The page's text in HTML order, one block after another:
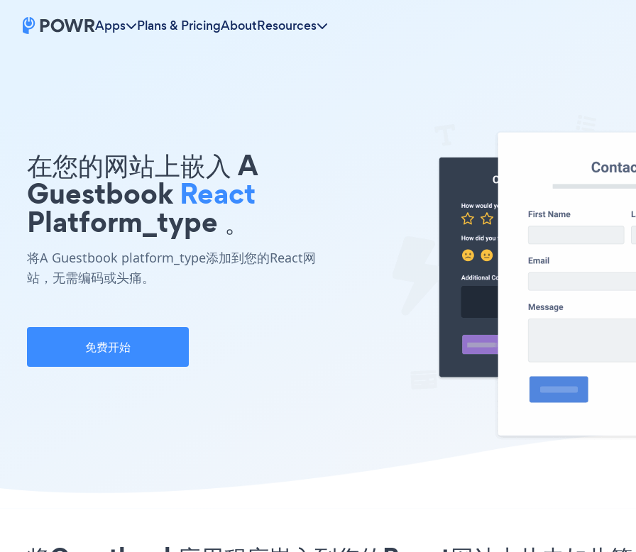
Apps Plans & PricingAboutResources
在您的网站上嵌入 A
Guestbook React
Platform_type 。
将A Guestbook platform_type添加到您的React网
站，无需编码或头痛。
免费开始